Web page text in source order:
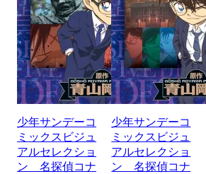
少年サンデーコ
ミックスビジュ
アルセレクショ
ン 名探偵コナ
少年サンデーコ
ミックスビジュ
アルセレクショ
ン 名探偵コナ